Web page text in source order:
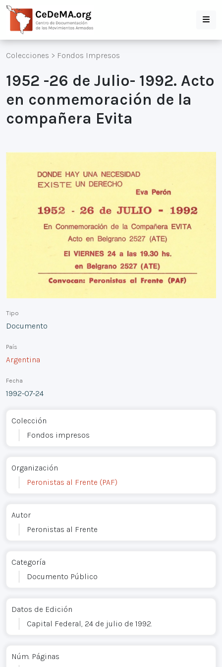
Colecciones > Fondos Impresos
1952 -26 de Julio- 1992. Acto
en conmemoración de la
compañera Evita
Tipo
Documento
País
Argentina
Fecha
1992-07-24
Colección
Fondos impresos
Organización
Peronistas al Frente (PAF)
Autor
Peronistas al Frente
Categoría
Documento Público
Datos de Edición
Capital Federal, 24 de julio de 1992.
Núm. Páginas